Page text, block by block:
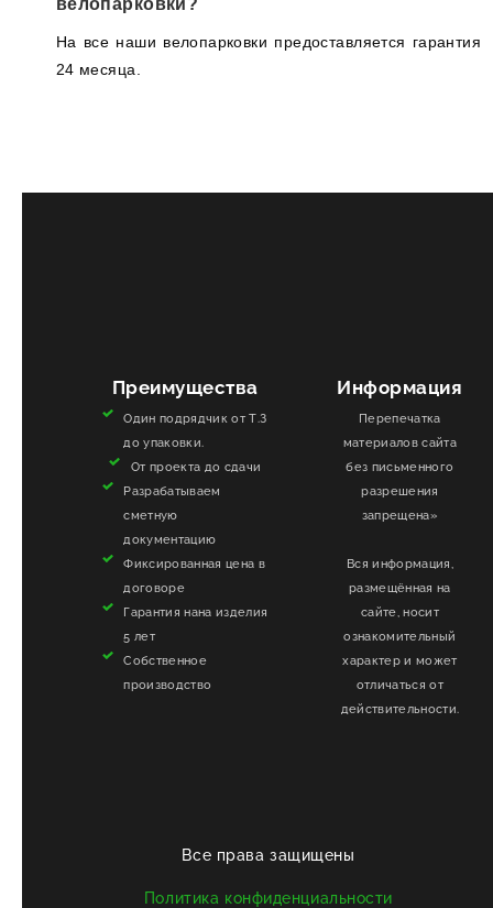
На все наши велопарковки предоставляется гарантия
24 месяца.
Преимущества
Один подрядчик от Т.З
до упаковки.
От проекта до сдачи
Разрабатываем
сметную
документацию
Фиксированная цена в
договоре
Гарантия нана изделия
5 лет
Собственное
производство
Информация
Перепечатка
материалов сайта
без письменного
разрешения
запрещена»
Вся информация,
размещённая на
сайте, носит
ознакомительный
характер и может
отличаться от
действительности.
Все права защищены
Политика конфиденциальности